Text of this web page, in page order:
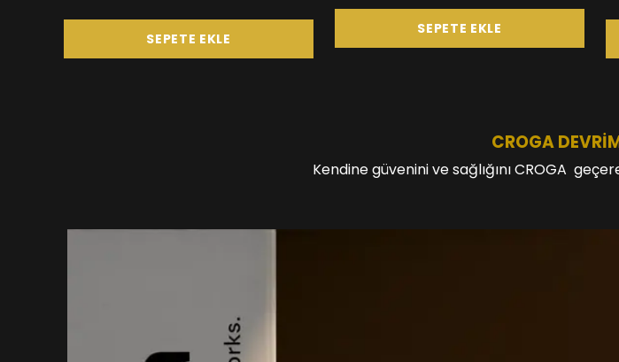
SEPETE EKLE
SEPETE EKLE
CROGA
Kendine güvenini vesağlığını CROGA